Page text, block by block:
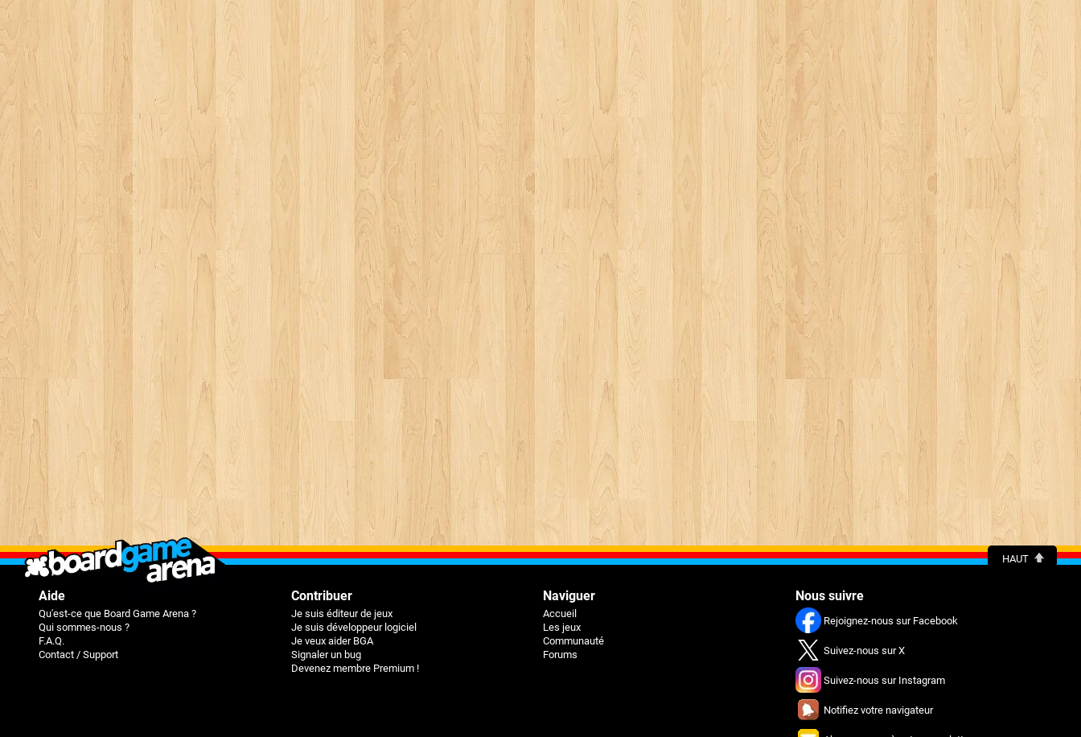
HAUT
Aide
Qu'est-ce que Board Game Arena ?
Qui sommes-nous ?
F.A.Q.
Contact / Support
Contribuer
Je suis éditeur de jeux
Je suis développeur logiciel
Je veux aider BGA
Signaler un bug
Devenez membre Premium !
Naviguer
Accueil
Les jeux
Communauté
Forums
Nous suivre
Rejoignez-nous sur Facebook
Suivez-nous sur X
Suivez-nous sur Instagram
Notifiez votre navigateur